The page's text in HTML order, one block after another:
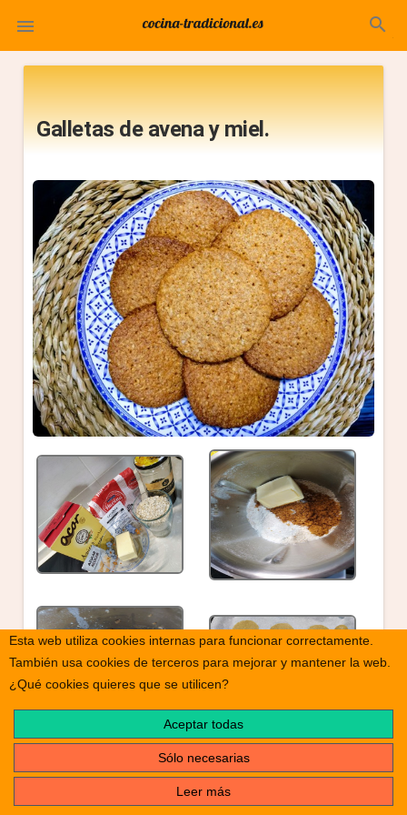
 search
Galletas de avena y miel.
Esta web utiliza cookies internas para funcionar correctamente.
También usa cookies de terceros para mejorar y mantener la web.
¿Qué cookies quieres que se utilicen?
Aceptar todas
Sólo necesarias
Leer más